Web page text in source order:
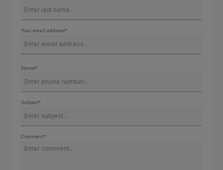
Your email address*
Phone*
Subject*
Comment*